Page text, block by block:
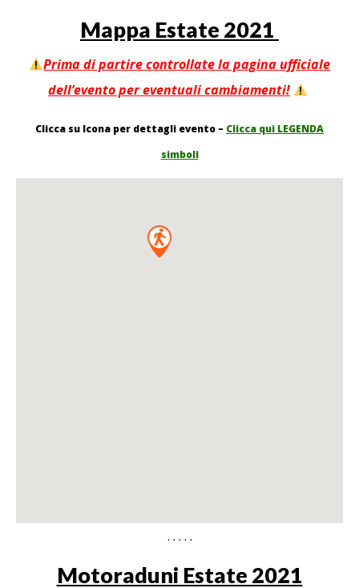
Mappa Estate 2021
Prima di partire controllate la pagina ufficiale
dell’evento per eventuali cambiamenti!
Clicca su Icona per dettagli evento – Clicca qui LEGENDA
simboli
. . . . .
Motoraduni Estate 2021